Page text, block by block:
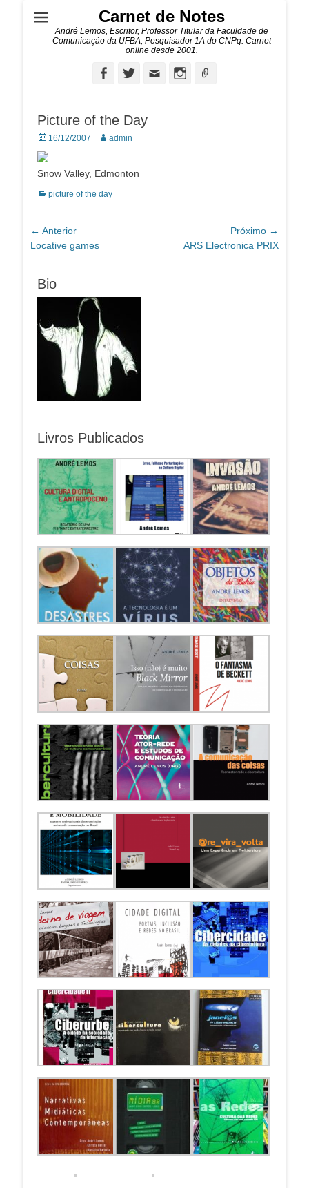
Carnet de Notes
André Lemos, Escritor, Professor Titular da Faculdade de
Comunicação da UFBA, Pesquisador 1A do CNPq. Carnet
online desde 2001.
FacebookTwitterEmail Instagram
Picture of the Day
Posted
on
16/12/2007 Autor:admin
Snow Valley, Edmonton
Categorias:
picture of the day
Navegação
de
← Anterior
Post
Locative games
Próximo →
PróximoARS Electronica PRIX
Bio
Livros Publicados